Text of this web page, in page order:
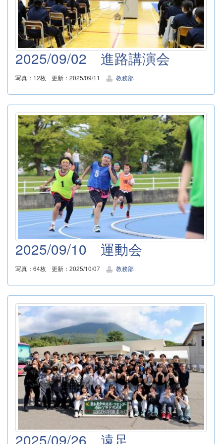
2025/09/02 進路講演会
写真：12枚 更新：2025/09/11 教務部
2025/09/10 運動会
写真：64枚 更新：2025/10/07 教務部
2025/09/26 遠足